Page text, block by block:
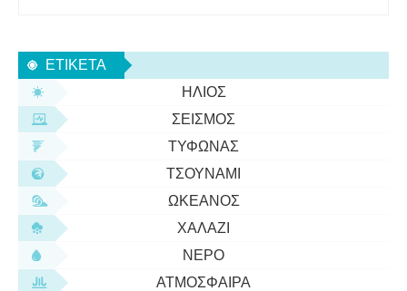
συλλαμβάνουν πράγματα από τη θάλασσα και τα
μεταφέρουν στο
ΕΤΙΚΈΤΑ
ΉΛΙΟΣ
ΣΕΙΣΜΌΣ
ΤΥΦΏΝΑΣ
ΤΣΟΥΝΆΜΙ
ΩΚΕΑΝΌΣ
ΧΑΛΆΖΙ
ΝΕΡΌ
ΑΤΜΌΣΦΑΙΡΑ